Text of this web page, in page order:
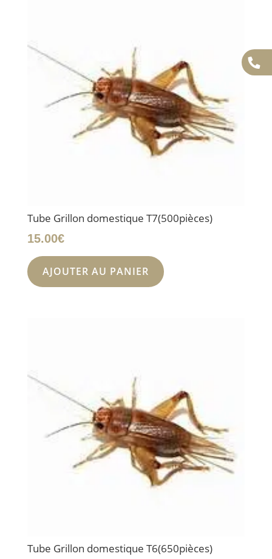
Tube Grillon domestique T7(500pièces)
15.00€
AJOUTER AU PANIER
Tube Grillon domestique T6(650pièces)